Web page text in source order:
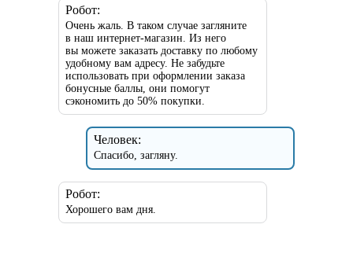
Робот:
Очень жаль. В таком случае загляните
в наш интернет-магазин. Из него
вы можете заказать доставку по любому
удобному вам адресу. Не забудьте
использовать при оформлении заказа
бонусные баллы, они помогут
сэкономить до 50% покупки.
Человек:
Спасибо, загляну.
Робот:
Хорошего вам дня.